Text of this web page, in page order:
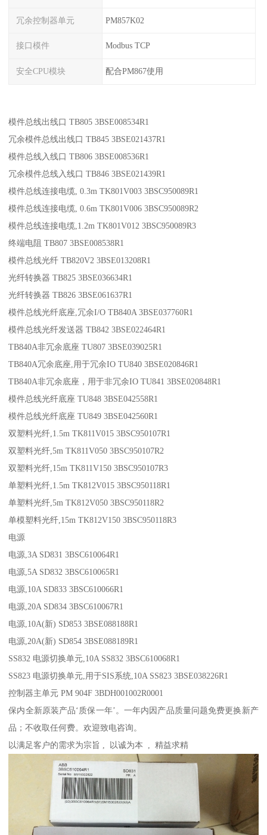
冗余控制器单元 PM857K02
接口模件 Modbus TCP
安全CPU模块 配合PM867使用
模件总线出线口 TB805 3BSE008534R1
冗余模件总线出线口 TB845 3BSE021437R1
模件总线入线口 TB806 3BSE008536R1
冗余模件总线入线口 TB846 3BSE021439R1
模件总线连接电缆, 0.3m TK801V003 3BSC950089R1
模件总线连接电缆, 0.6m TK801V006 3BSC950089R2
模件总线连接电缆,1.2m TK801V012 3BSC950089R3
终端电阻 TB807 3BSE008538R1
模件总线光纤 TB820V2 3BSE013208R1
光纤转换器 TB825 3BSE036634R1
光纤转换器 TB826 3BSE061637R1
模件总线光纤底座,冗余I/O TB840A 3BSE037760R1
模件总线光纤发送器 TB842 3BSE022464R1
TB840A非冗余底座 TU807 3BSE039025R1
TB840A冗余底座,用于冗余IO TU840 3BSE020846R1
TB840A非冗余底座，用于非冗余IO TU841 3BSE020848R1
模件总线光纤底座 TU848 3BSE042558R1
模件总线光纤底座 TU849 3BSE042560R1
双塑料光纤,1.5m TK811V015 3BSC950107R1
双塑料光纤,5m TK811V050 3BSC950107R2
双塑料光纤,15m TK811V150 3BSC950107R3
单塑料光纤,1.5m TK812V015 3BSC950118R1
单塑料光纤,5m TK812V050 3BSC950118R2
单模塑料光纤,15m TK812V150 3BSC950118R3
电源
电源,3A SD831 3BSC610064R1
电源,5A SD832 3BSC610065R1
电源,10A SD833 3BSC610066R1
电源,20A SD834 3BSC610067R1
电源,10A(新) SD853 3BSE088188R1
电源,20A(新) SD854 3BSE088189R1
SS832 电源切换单元,10A SS832 3BSC610068R1
SS823 电源切换单元,用于SIS系统,10A SS823 3BSE038226R1
控制器主单元 PM 904F 3BDH001002R0001
保内全新原装产品‘质保一年’。一年内因产品质量问题免费更换新产
品；不收取任何费。欢迎致电咨询。
以满足客户的需求为宗旨 , 以诚为本 , 精益求精